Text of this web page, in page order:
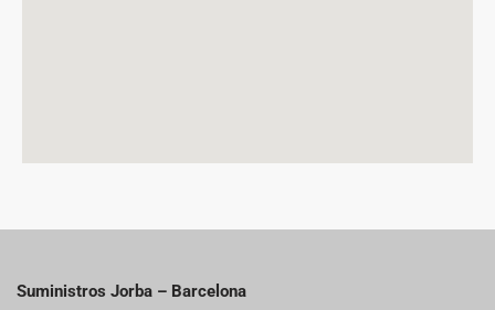
Suministros Jorba – Barcelona